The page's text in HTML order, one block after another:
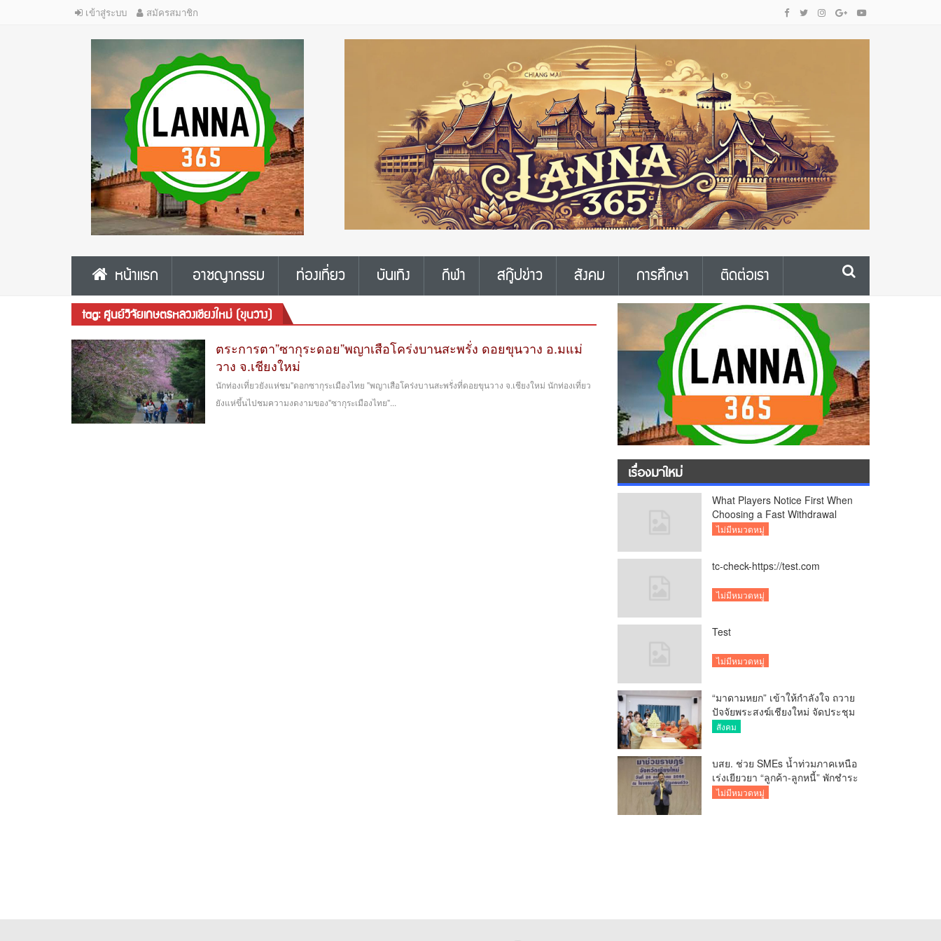
เข้าสู่ระบบ สมัครสมาชิก
หน้าแรก อาชญากรรม ท่องเที่ยว บันเทิง กีฬา สกู๊ปข่าว สังคม การศึกษา ติดต่อเรา
tag: ศูนย์วิจัยเกษตรหลวงเชียงใหม่ (ขุนวาง)
ตระการตา”ซากุระดอย”พญาเสือโคร่งบานสะพรั่ง ดอยขุนวาง อ.มแม่
วาง จ.เชียงใหม่
นักท่องเที่ยวยังแห่ชม"ดอกซากุระเมืองไทย "พญาเสือโคร่งบานสะพรั่งที่ดอยขุนวาง จ.เชียงใหม่ นักท่องเที่ยว
ยังแห่ขึ้นไปชมความงดงามของ"ซากุระเมืองไทย"...
เรื่องมาใหม่
What Players Notice First When
Choosing a Fast Withdrawal
Casino UK
ไม่มีหมวดหมู่
tc-check-https://test.com
ไม่มีหมวดหมู่
Test
ไม่มีหมวดหมู่
“มาดามหยก” เข้าให้กำลังใจ ถวาย
ปัจจัยพระสงฆ์เชียงใหม่ จัดประชุม
ทำบัญชีรายรับรายจ่ายของวัด กว่า
สังคม
บสย. ช่วย SMEs น้ำท่วมภาคเหนือ
เร่งเยียวยา “ลูกค้า-ลูกหนี้” พักชำระ
ค่าธรรมเนียม-ค่างวด
ไม่มีหมวดหมู่